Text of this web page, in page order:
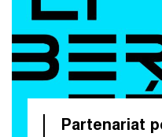
Partenariat